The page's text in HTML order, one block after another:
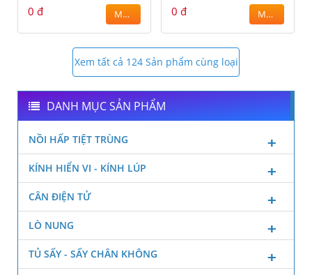
0 đ MUA 0 đ MUA
Xem tất cả 124 Sản phẩm cùng loại
DANH MỤC SẢN PHẨM
NỒI HẤP TIỆT TRÙNG
KÍNH HIỂN VI - KÍNH LÚP
CÂN ĐIỆN TỬ
LÒ NUNG
TỦ SẤY - SẤY CHÂN KHÔNG